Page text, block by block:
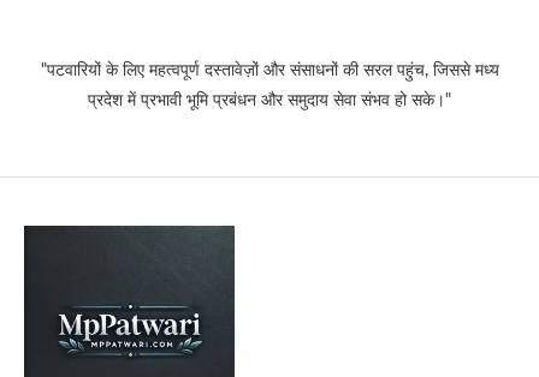
"पटवारियों के लिए महत्वपूर्ण दस्तावेज़ों और संसाधनों की सरल पहुंच, जिससे मध्य
प्रदेश में प्रभावी भूमि प्रबंधन और समुदाय सेवा संभव हो सके।"